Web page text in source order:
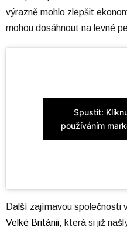
výrazně mohlo zlepšit
mohou dosáhnout na levné
Spustit:
používáním
Další zajímavou společnosti
Velké Británii, která si již